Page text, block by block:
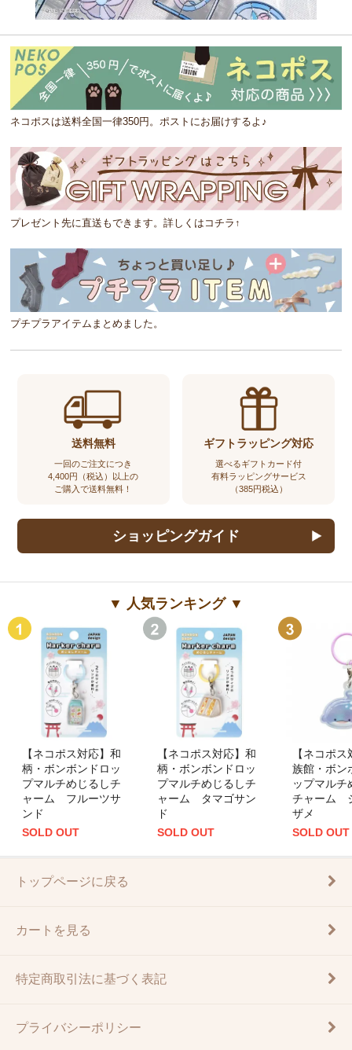
ネコポスは送料全国一律350円。ポストにお届けするよ♪
プレゼント先に直送もできます。詳しくはコチラ↑
プチプラアイテムまとめました。
送料無料
一回のご注文につき
4,400円（税込）以上の
ご購入で送料無料！
ギフトラッピング対応
選べるギフトカード付
有料ラッピングサービス
（385円税込）
ショッピングガイド
▼ 人気ランキング ▼
【ネコポス対応】和
柄・ボンボンドロッ
プマルチめじるしチ
ャーム フルーツサ
ンド
SOLD OUT
【ネコポス対応】和
柄・ボンボンドロッ
プマルチめじるしチ
ャーム タマゴサン
ド
SOLD OUT
【ネコポ
族館・ボン
ップマルチ
チャーム
ザメ
SOLD OUT
トップページに戻る
カートを見る
特定商取引法に基づく表記
プライバシーポリシー